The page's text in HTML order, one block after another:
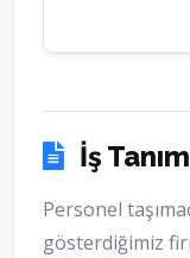
İş
Personel
gösterdiğimiz